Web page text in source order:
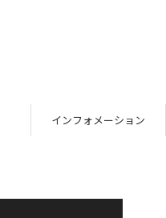
インフォメーション